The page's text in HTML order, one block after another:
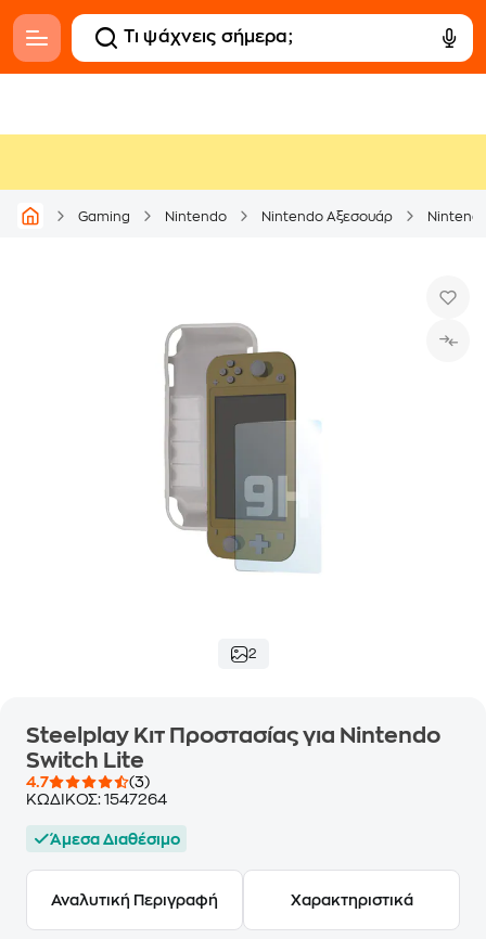
Gaming Nintendo Nintendo Αξεσουάρ
2
Steelplay Κιτ Προστασίας για Nintendo
Switch Lite
4.7
(3)
ΚΩΔΙΚΟΣ: 1547264
Άμεσα Διαθέσιμο
Αναλυτική Περιγραφή Χαρακτηριστικά